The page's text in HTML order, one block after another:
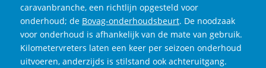
caravanbranche, een richtlijn opgesteld voor
onderhoud; de Bovag-onderhoudsbeurt. De noodzaak
voor onderhoud is afhankelijk van de mate van gebruik.
Kilometervreters laten een keer per seizoen onderhoud
uitvoeren, anderzijds is stilstand ook achteruitgang.